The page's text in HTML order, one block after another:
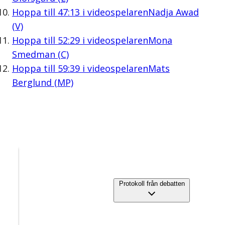
Hoppa till 47:13 i videospelarenNadja Awad
(V)
Hoppa till 52:29i videospelarenMona
Smedman (C)
Hoppa till 59:39i videospelarenMats
Berglund (MP)
Protokoll från debatten